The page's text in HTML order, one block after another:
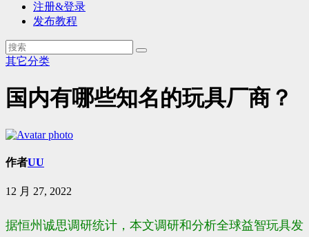
注册&登录
发布教程
其它分类
国内有哪些知名的玩具厂商？
作者UU
12 月 27, 2022
据恒州诚思调研统计，本文调研和分析全球益智玩具发